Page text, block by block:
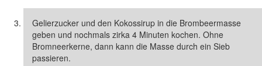
Gelierzucker und den Kokossirup in die Brombeermasse
geben und nochmals zirka 4 Minuten kochen. Ohne
Bromneerkerne, dann kann die Masse durch ein Sieb
passieren.